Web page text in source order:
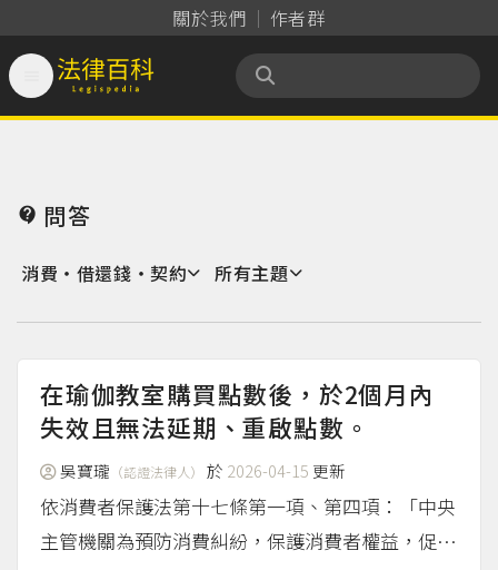
關於我們 作者群
法律百科 Legispedia
 問答
消費‧借還錢‧契約 所有主題
在瑜伽教室購買點數後，於2個月內
失效且無法延期、重啟點數。
吳寶瓏 （認證法律人） 於 2026-04-15 更新
依消費者保護法第十七條第一項、第四項：「中央
主管機關為預防消費糾紛，保護消費者權益，促進